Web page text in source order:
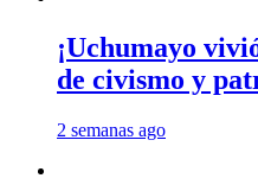
¡Uchumayo
de civismo y
2 semanas ago